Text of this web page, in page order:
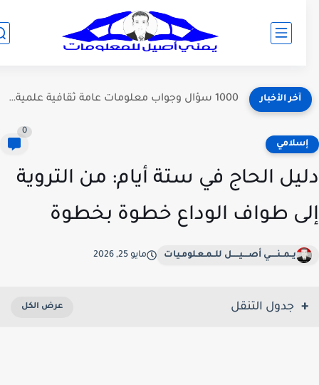
آخر الأخبار 1000 سؤال وجواب معلومات عامة ثقافية علمية منوعة
الحاج في ستة أيام: من التروية
طواف الوداع خطوة بخطوة
يــمــنـــــي أصــــيـــــل للــمـعـلومـيات مايو 25, 2026
جدول التنقل